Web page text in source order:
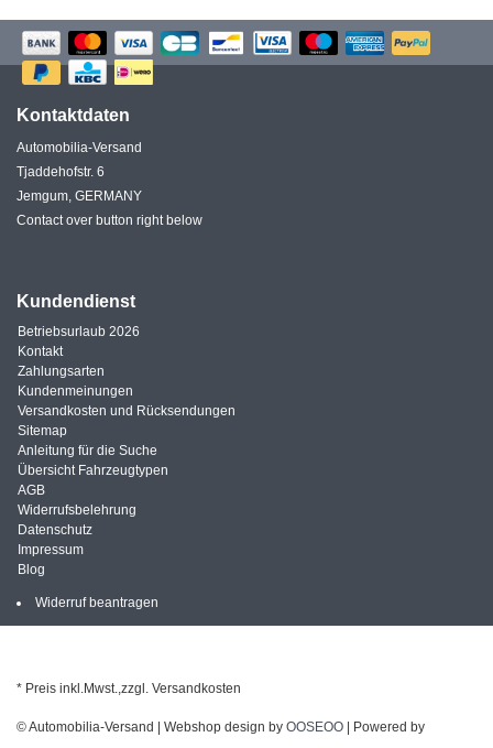
Kontaktdaten
Automobilia-Versand
Tjaddehofstr. 6
Jemgum, GERMANY
Contact over button right below
Kundendienst
Betriebsurlaub 2026
Kontakt
Zahlungsarten
Kundenmeinungen
Versandkosten und Rücksendungen
Sitemap
Anleitung für die Suche
Übersicht Fahrzeugtypen
AGB
Widerrufsbelehrung
Datenschutz
Impressum
Blog
Widerruf beantragen
* Preis inkl.Mwst.,zzgl. Versandkosten
© Automobilia-Versand | Webshop design by OOSEOO | Powered by